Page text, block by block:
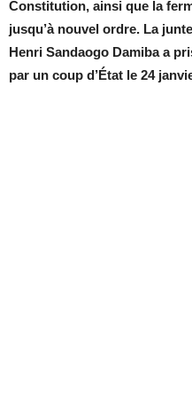
Constitution, ainsi que la
jusqu’à nouvel ordre. La
Henri Sandaogo Damiba a
par un coup d’État le 24